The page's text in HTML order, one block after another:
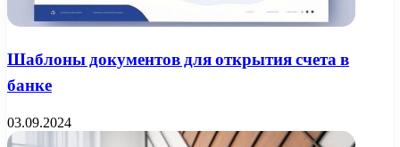
Шаблоны документов для открытия счета в
банке
03.09.2024